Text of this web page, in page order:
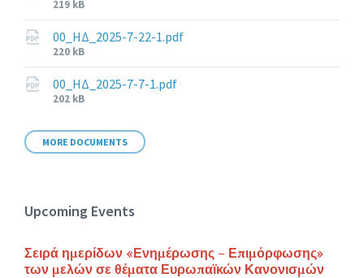
File
size:
219 kB
00_ΗΔ_2025-7-22-1.pdf
File
size:
220 kB
00_ΗΔ_2025-7-7-1.pdf
File
202 kB
MORE DOCUMENTS
Upcoming Events
Σειρά ημερίδων «Ενημέρωσης – Επιμόρφωσης»
των μελών σε θέματα Ευρωπαϊκών Κανονισμών